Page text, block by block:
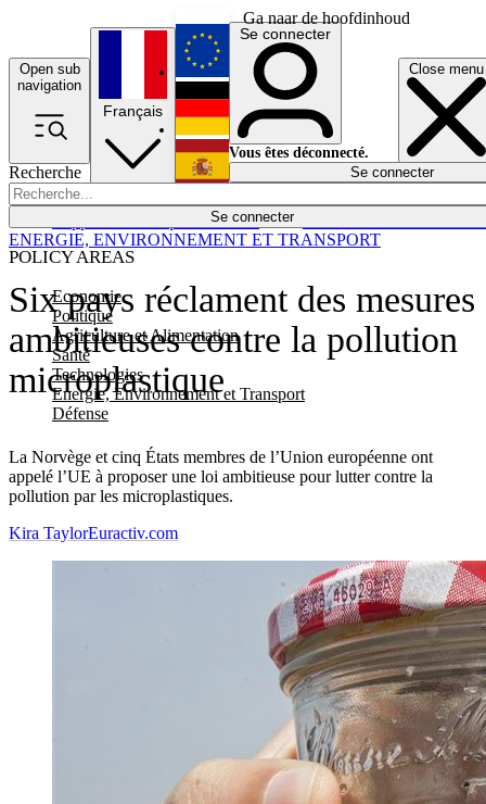
Ga naar de hoofdinhoud
Open sub
navigation
Close menu
Recherche
Se connecter
POLICY AREAS
Economie
Politique
Agriculture et Alimentation
Santé
Technologies
Energie, Environnement et Transport
Défense
Économie
Français
English
Deutsch
Español
Se connecter
Vous êtes déconnecté.
Se connecter
Six pays réclament des mesures
ambitieuses contre la pollution
microplastique
La Norvège et cinq États membres de l’Union européenne ont
appelé l’UE à proposer une loi ambitieuse pour lutter contre la
pollution par les microplastiques.
ENERGIE, ENVIRONNEMENT ET TRANSPORT
Kira TaylorEuractiv.com